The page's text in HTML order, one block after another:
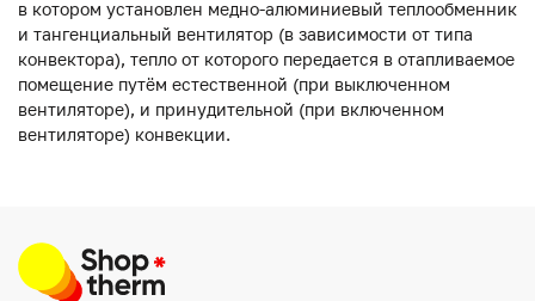
в котором установлен медно-алюминиевый теплообменник
и тангенциальный вентилятор (в зависимости от типа
конвектора), тепло от которого передается в отапливаемое
помещение путём естественной (при выключенном
вентиляторе), и принудительной (при включенном
вентиляторе) конвекции.